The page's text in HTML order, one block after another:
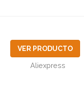
VER PRODUCTO
Aliexpress